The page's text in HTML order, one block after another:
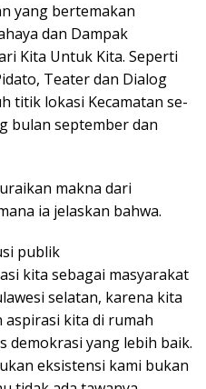
yang bertemakan
dan Dampak
Kita Untuk Kita. Seperti
Teater dan Dialog
titik lokasi Kecamatan se-
bulan september dan
makna dari
ia jelaskan bahwa.
publik
kita sebagai masyarakat
selatan, karena kita
aspirasi kita di rumah
demokrasi yang lebih baik.
eksistensi kami bukan